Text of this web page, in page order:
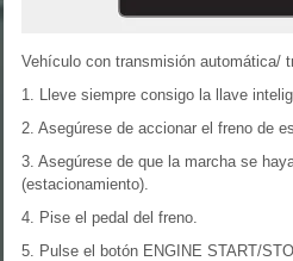
Vehículo con transmisión automática/
1. Lleve siempre consigo la llave
2. Asegúrese de accionar el freno de
3. Asegúrese de que la marcha se
(estacionamiento).
4. Pise el pedal del freno.
5. Pulse el botón ENGINE START/